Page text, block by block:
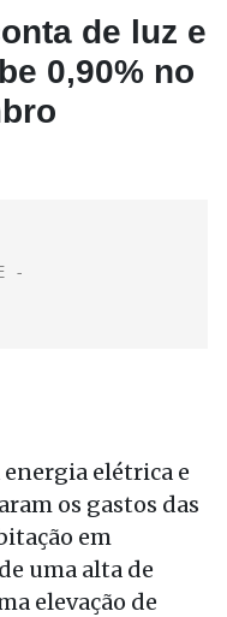
de luz e
0,90% no
elétrica e
os gastos das
em
uma alta de
elevação de